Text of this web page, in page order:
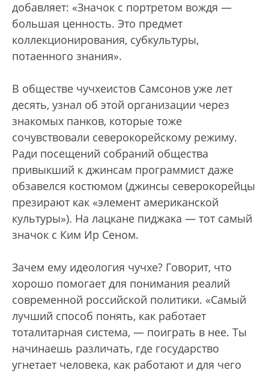
добавляет: «Значок с портретом вождя —
большая ценность. Это предмет
коллекционирования, субкультуры,
потаенного знания».
В обществе чучхеистов Самсонов уже лет
десять, узнал об этой организации через
знакомых панков, которые тоже
сочувствовали северокорейскому режиму.
Ради посещений собраний общества
привыкший к джинсам программист даже
обзавелся костюмом (джинсы северокорейцы
презирают как «элемент американской
культуры»). На лацкане пиджака — тот самый
значок с Ким Ир Сеном.
Зачем ему идеология чучхе? Говорит, что
хорошо помогает для понимания реалий
современной российской политики. «Самый
лучший способ понять, как работает
тоталитарная система, — поиграть в нее. Ты
начинаешь различать, где государство
угнетает человека, как работают и для чего